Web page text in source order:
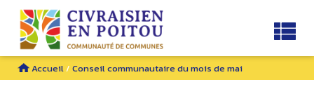
Accueil/ Conseil communautaire du mois de mai